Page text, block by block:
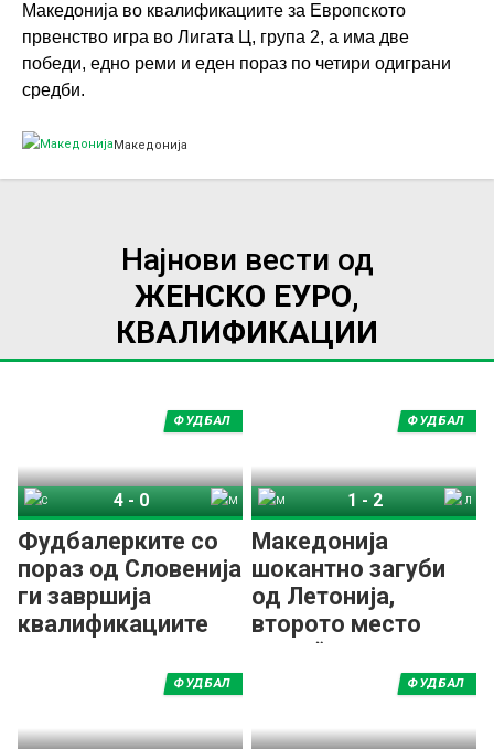
Македонија во квалификациите за Европското
првенство игра во Лигата Ц, група 2, а има две
победи, едно реми и еден пораз по четири одиграни
средби.
Македонија
Најнови вести од
ЖЕНСКО ЕУРО,
КВАЛИФИКАЦИИ
Фудбалерките со
пораз од Словенија
ги завршија
квалификациите
ФУДБАЛ
4- 0
Македонија
шокантно загуби
од Летонија,
второто место
„виси“ во воздух
ФУДБАЛ
1 - 2
ФУДБАЛ ФУДБАЛ